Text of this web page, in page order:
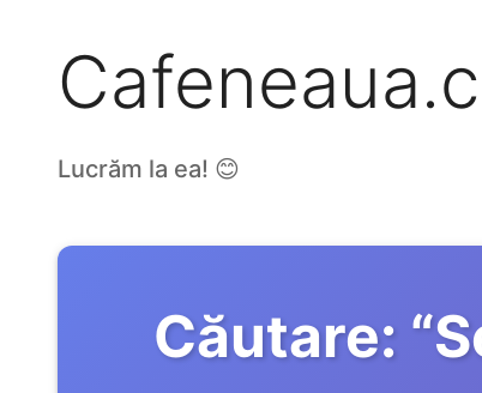
Lucrăm la ea! 😊
Căutare: “